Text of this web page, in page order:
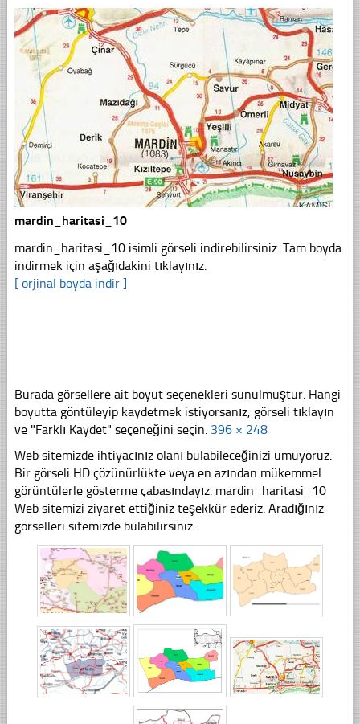
mardin_haritasi_10
mardin_haritasi_10 isimli görseli indirebilirsiniz. Tam boyda
indirmek için aşağıdakini tıklayınız.
[ orjinal boyda indir ]
Burada görsellere ait boyut seçenekleri sunulmuştur. Hangi
boyutta göntüleyip kaydetmek istiyorsanız, görseli tıklayın
ve "Farklı Kaydet" seçeneğini seçin. 396 × 248
Web sitemizde ihtiyacınız olanı bulabileceğinizi umuyoruz.
Bir görseli HD çözünürlükte veya en azından mükemmel
görüntülerle gösterme çabasındayız. mardin_haritasi_10
Web sitemizi ziyaret ettiğiniz teşekkür ederiz. Aradığınız
görselleri sitemizde bulabilirsiniz.